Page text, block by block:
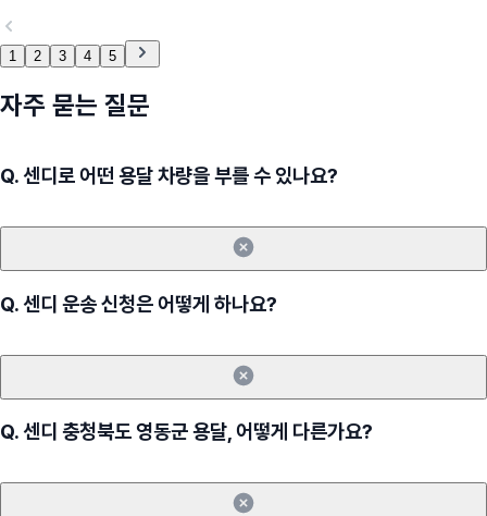
1 2 3 4 5
자주 묻는 질문
Q.센디로 어떤 용달 차량을 부를 수 있나요?
Q.센디 운송 신청은 어떻게 하나요?
Q.센디 충청북도 영동군 용달, 어떻게 다른가요?